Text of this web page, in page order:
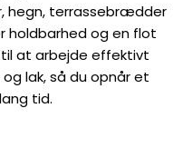
hegn, terrassebrædder
holdbarhed og en flot
til at arbejde effektivt
lak, så du opnår et
tid.